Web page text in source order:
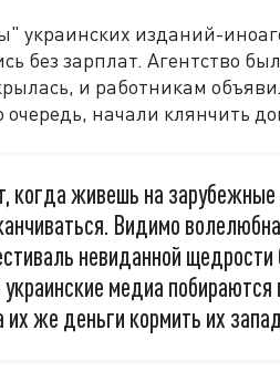
украинских изданий-
без зарплат. Агентство
и работникам
очередь, начали клянчить
когда живешь на
Видимо
невиданной
медиа побираются
их же деньги кормить их